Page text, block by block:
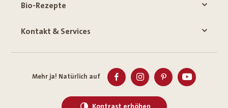
Bio-Rezepte
Kontakt & Services
Mehr ja! Natürlich auf
Kontrast erhöhen